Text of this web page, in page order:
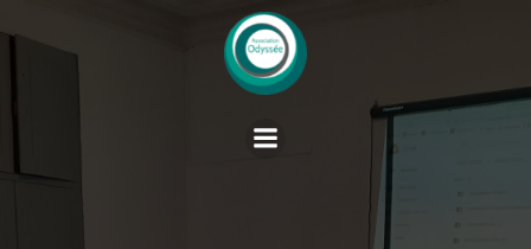
Skip
to
content